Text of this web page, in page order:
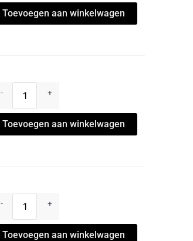
Toevoegen aan winkelwagen
- +
Toevoegen aan winkelwagen
- +
Toevoegen aan winkelwagen